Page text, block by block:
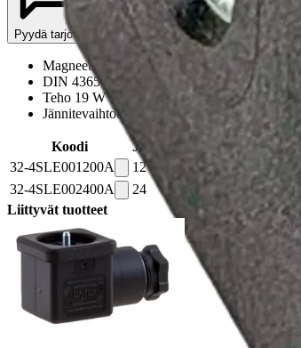
Pyydä tarjous
Magneettikela Walvoil VMP/VE -
DIN 43650 -liitäntä
Teho 19 W
Jännitevaihtoehdot 12 VDC ja 24 VDC
Koodi Jännite (Vdc) Pituus (mm)
32-4SLE001200A
12 38,5
32-4SLE002400A
24
Liittyvät tuotteet